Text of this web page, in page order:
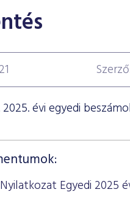
évi egyedi
Egyedi 2025